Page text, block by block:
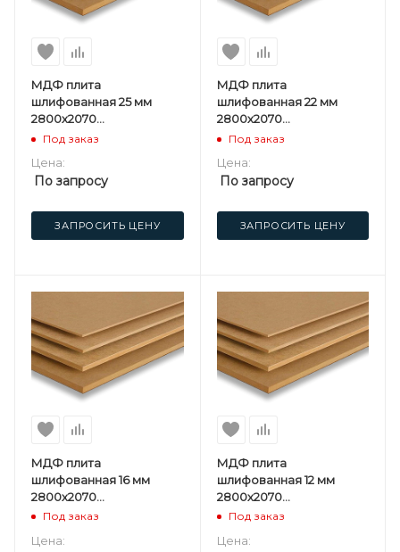
МДФ плита
шлифованная 25 мм
2800х2070
мм Kastamonu F
Под заказ
Цена:
По запросу
ЗАПРОСИТЬ ЦЕНУ
МДФ плита
шлифованная 22 мм
2800х2070
мм Kastamonu ST
Под заказ
Цена:
По запросу
ЗАПРОСИТЬ ЦЕНУ
МДФ плита
шлифованная 16 мм
2800х2070
мм Kastamonu ST
Под заказ
Цена:
МДФ плита
шлифованная 12 мм
2800х2070
мм Kastamonu ST
Под заказ
Цена: